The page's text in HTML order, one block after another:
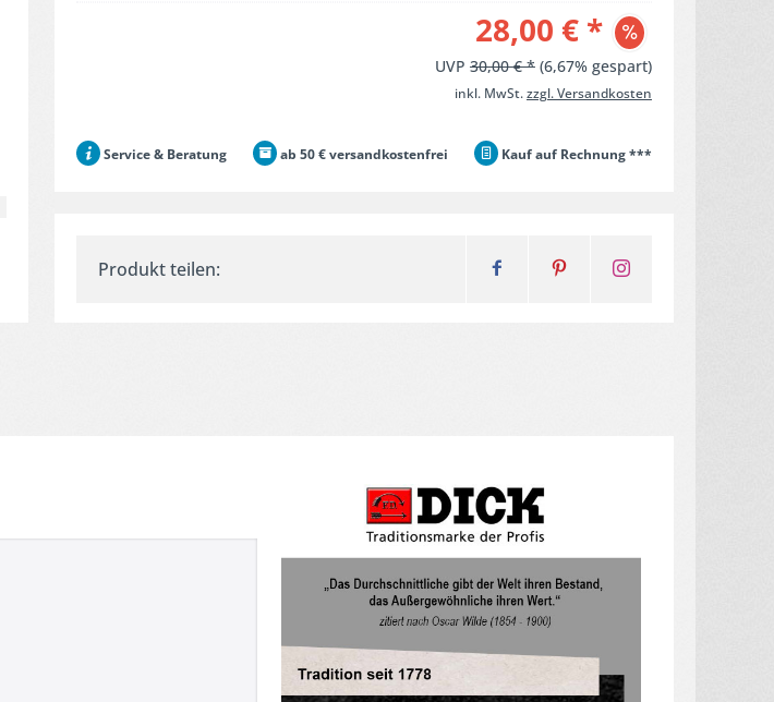
28,00 € *
UVP 30,00 € * (6,67% gespart)
inkl. MwSt.zzgl. Versandkosten
Service & Beratung ab 50 € versandkostenfrei Kauf auf Rechnung ***
Produkt teilen: